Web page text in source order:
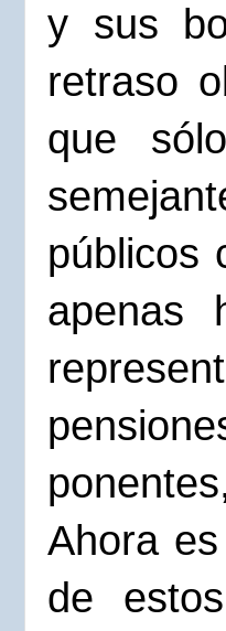
y sus
retraso
que
públicos
apenas
Ahora
de